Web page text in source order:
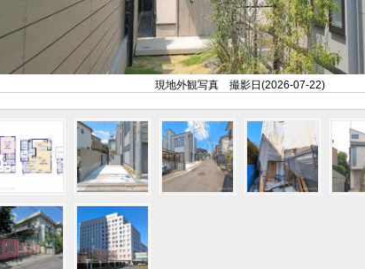
現地外観写真 撮影日(2026-07-22)